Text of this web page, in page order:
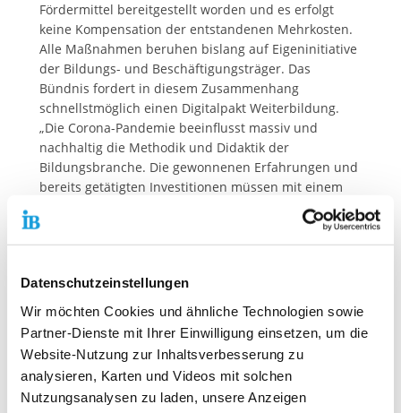
Datenschutzeinstellungen
Wir möchten Cookies und ähnliche Technologien sowie
Partner-Dienste mit Ihrer Einwilligung einsetzen, um die
Website-Nutzung zur Inhaltsverbesserung zu
analysieren, Karten und Videos mit solchen
Nutzungsanalysen zu laden, unsere Anzeigen
Fördermittel bereitgestellt worden und es erfolgt
keine Kompensation der entstandenen Mehrkosten.
Alle Maßnahmen beruhen bislang auf Eigeninitiative
der Bildungs- und Beschäftigungsträger. Das
Bündnis fordert in diesem Zusammenhang
schnellstmöglich einen Digitalpakt Weiterbildung.
„Die Corona-Pandemie beeinflusst massiv und
nachhaltig die Methodik und Didaktik der
Bildungsbranche. Die gewonnenen Erfahrungen und
bereits getätigten Investitionen müssen mit einem
Digitalpakt Weiterbildung unterstützt und ausgebaut
werden“, fordert Bündnis-Sprecher Dietmar Schlömp.
Bei der Ausgestaltung des Digitalpakts müssen Staat,
Sprachschulen und Teilnehmer einbezogen werden.
"Mit den Experten*Expertinnen des BBB und des IB
werden wir mit Hochdruck an der Weiterentwicklung
des Digitalpakts Weiterbildung arbeiten", so der BBB-
Vorsitzende und IB-Vorstandsvorsitzende Thiemo
Fojkar. "Wir bleiben an dem Thema dran, denn die
Digitalisierung spielt bei Weiterbildungsträgern auch